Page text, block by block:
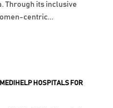
HOSPITALS FOR
Through its inclusive
centric...